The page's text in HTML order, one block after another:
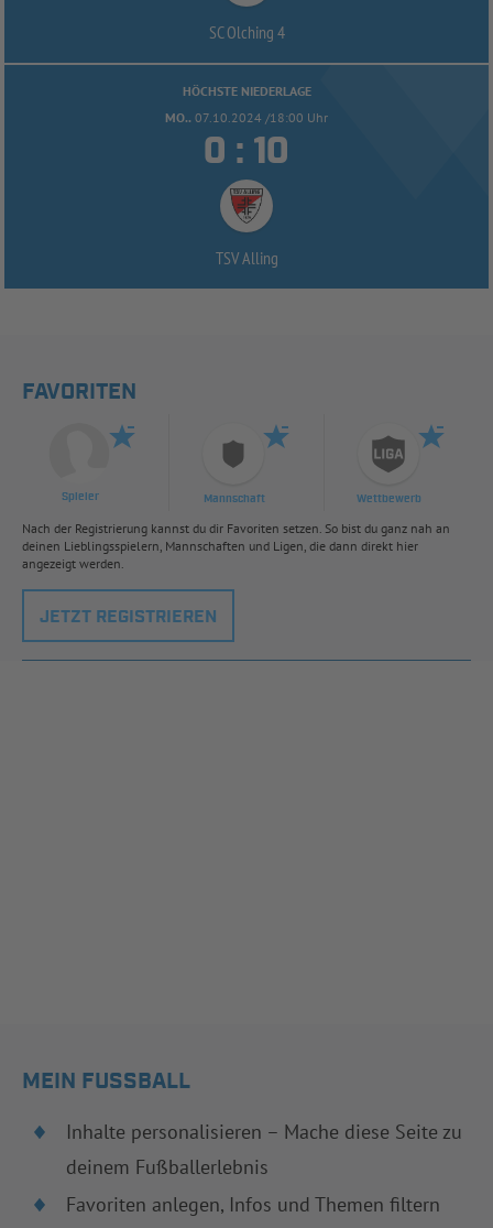
SC Olching 4
HÖCHSTE NIEDERLAGE
MO.. 07.10.2024 /18:00 Uhr
 : 
TSV Alling
FAVORITEN
Spieler Mannschaft Wettbewerb
Nach der Registrierung kannst du dir Favoriten setzen. So bist du ganz nah an
deinen Lieblingsspielern, Mannschaften und Ligen, die dann direkt hier
angezeigt werden.
JETZT REGISTRIEREN
MEIN FUSSBALL
Inhalte personalisieren – Mache diese Seite zu
deinem Fußballerlebnis
Favoriten anlegen, Infos und Themen filtern